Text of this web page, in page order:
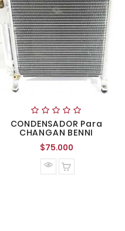
CONDENSADOR Para
CHANGAN BENNI
$75.000Precio
normal